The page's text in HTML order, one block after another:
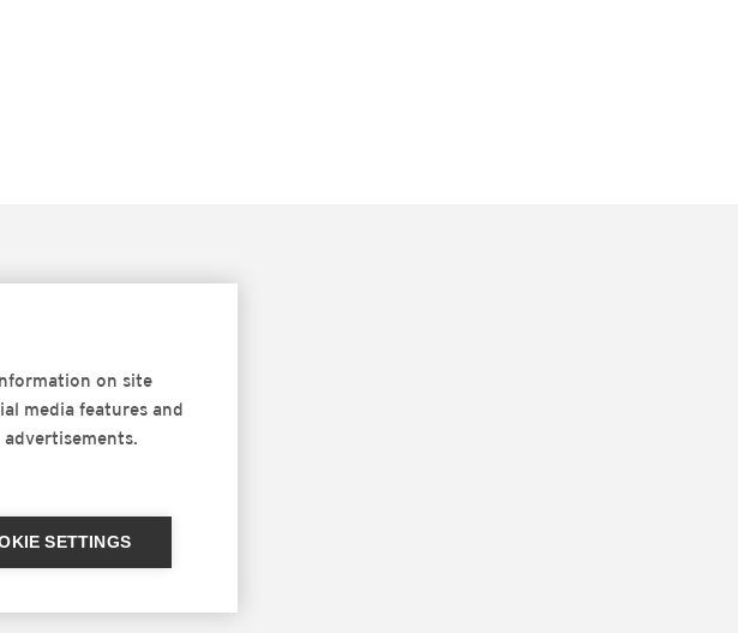
on site
media features and
SETTINGS